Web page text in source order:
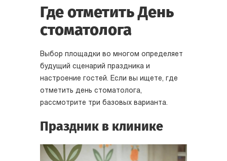
Где отметить День
стоматолога
Выбор площадки во многом определяет
будущий сценарий праздника и
настроение гостей. Если вы ищете, где
отметить день стоматолога,
рассмотрите три базовых варианта.
Праздник в клинике